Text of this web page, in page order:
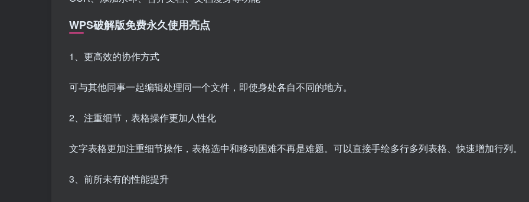
WPS破解版免费永久使用亮点
1、更高效的协作方式
可与其他同事一起编辑处理同一个文件，即使身处各自不同的地方。
2、注重细节，表格操作更加人性化
文字表格更加注重细节操作，表格选中和移动困难不再是难题。可以直接手绘多行多列表格、快速增加行列。
3、前所未有的性能提升